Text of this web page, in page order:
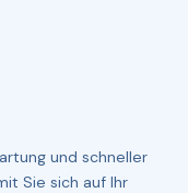
und schneller
Sie sich auf Ihr